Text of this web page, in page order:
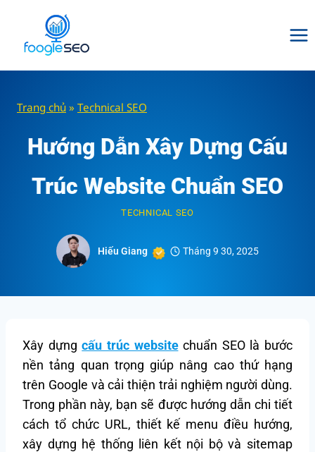
content
Trang chủ » Technical SEO
Hướng Dẫn Xây Dựng Cấu
Trúc Website Chuẩn SEO
TECHNICAL SEO
Hiếu Giang Tháng 9 30, 2025
Xây dựngcấu trúc websitechuẩn SEO là bước
nền tảng quan trọng giúp nâng cao thứ hạng
trên Google và cải thiện trải nghiệm người dùng.
Trong phần này, bạn sẽ được hướng dẫn chi tiết
cách tổ chức URL, thiết kế menu điều hướng,
xây dựng hệ thống liên kết nội bộ và sitemap